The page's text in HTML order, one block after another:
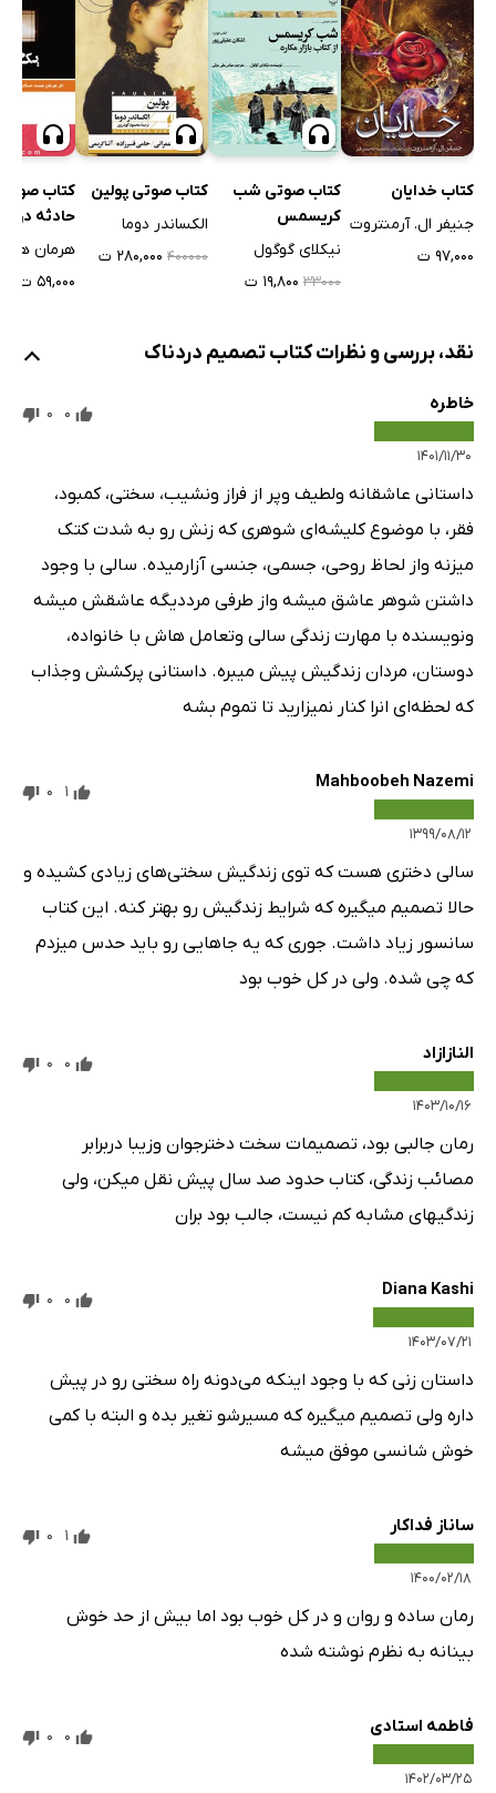
کتاب خدایان
جنیفر ال. آرمنتروت
۹۷,۰۰۰ ت
کتاب صوتی شب
کریسمس
نیکلای گوگول
۳۳۰۰۰ ۱۹,۸۰۰ ت
کتاب صوتی پولین
الکساندر دوما
۴۰۰۰۰۰ ۲۸۰,۰۰۰ ت
کتاب
حادثه
هرمان
۵۹,۰۰۰ ت
نقد، بررسی و نظرات کتاب تصمیم دردناک
خاطره
۱۴۰۱/۱۱/۳۰
0
0
داستانی عاشقانه ولطیف وپر از فراز ونشیب، سختی، کمبود،
فقر، با موضوع کلیشه‌ای شوهری که زنش رو به شدت کتک
میزنه واز لحاظ روحی، جسمی، جنسی آزارمیده. سالی با وجود
داشتن شوهر عاشق میشه واز طرفی مرددیگه عاشقش میشه
ونویسنده با مهارت زندگی سالی وتعامل هاش با خانواده،
دوستان، مردان زندگیش پیش میبره. داستانی پرکشش وجذاب
که لحظه‌ای انرا کنار نمیزارید تا تموم بشه
Mahboobeh Nazemi
۱۳۹۹/۰۸/۱۲
1
0
سالی دختری هست که توی زندگیش سختی‌های زیادی کشیده و
حالا تصمیم میگیره که شرایط زندگیش رو بهتر کنه. این کتاب
سانسور زیاد داشت. جوری که یه جاهایی رو باید حدس میزدم
که چی شده. ولی در کل خوب بود
النازازاد
۱۴۰۳/۱۰/۱۶
0
0
رمان جالبی بود، تصمیمات سخت دخترجوان وزیبا دربرابر
مصائب زندگی، کتاب حدود صد سال پیش نقل میکن، ولی
زندگیهای مشابه کم نیست، جالب بود بران
Diana Kashi
۱۴۰۳/۰۷/۲۱
0
0
داستان زنی که با وجود اینکه می‌دونه راه سختی رو در پیش
داره ولی تصمیم میگیره که مسیرشو تغیر بده و البته با کمی
خوش شانسی موفق میشه
ساناز فداکار
۱۴۰۰/۰۲/۱۸
1
0
رمان ساده و روان و در کل خوب بود اما بیش از حد خوش
بینانه به نظرم نوشته شده
فاطمه استادی
۱۴۰۲/۰۳/۲۵
0
0